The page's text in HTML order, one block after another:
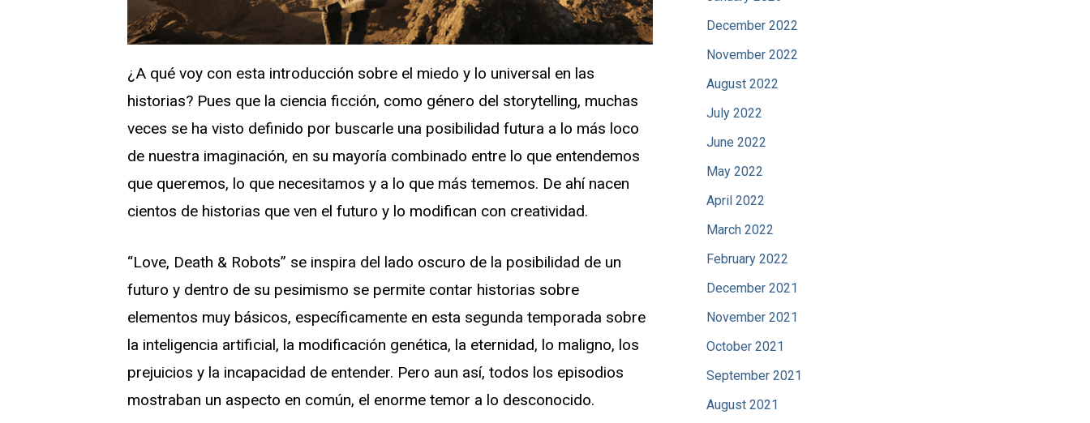
¿A qué voy con esta introducción sobre el miedo y lo universal en las
historias? Pues que la ciencia ficción, como género del storytelling, muchas
veces se ha visto definido por buscarle una posibilidad futura a lo más loco
de nuestra imaginación, en su mayoría combinado entre lo que entendemos
que queremos, lo que necesitamos y a lo que más tememos. De ahí nacen
cientos de historias que ven el futuro y lo modifican con creatividad.
“Love, Death & Robots” se inspira del lado oscuro de la posibilidad de un
futuro y dentro de su pesimismo se permite contar historias sobre
elementos muy básicos, específicamente en esta segunda temporada sobre
la inteligencia artificial, la modificación genética, la eternidad, lo maligno, los
prejuicios y la incapacidad de entender. Pero aun así, todos los episodios
mostraban un aspecto en común, el enorme temor a lo desconocido.
December 2022
November 2022
August 2022
July 2022
June 2022
May 2022
April 2022
March 2022
February 2022
December 2021
November 2021
October 2021
September 2021
August 2021